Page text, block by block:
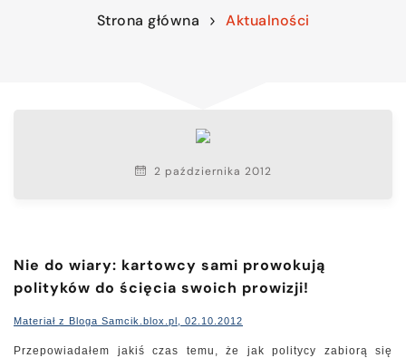
Strona główna Aktualności
2 października 2012
Nie do wiary: kartowcy sami prowokują
polityków do ścięcia swoich prowizji!
Materiał z Bloga Samcik.blox.pl, 02.10.2012
Przepowiadałem jakiś czas temu, że jak politycy zabiorą się